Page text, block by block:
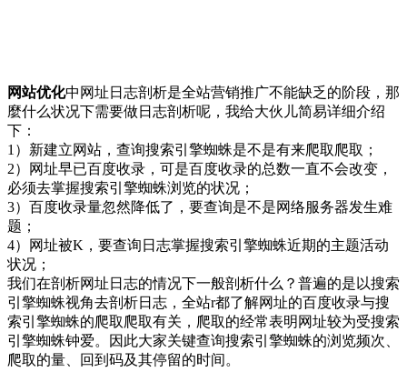
网站优化中网址日志剖析是全站营销推广不能缺乏的阶段，那
麼什么状况下需要做日志剖析呢，我给大伙儿简易详细介绍
下：
1）新建立网站，查询搜索引擎蜘蛛是不是有来爬取爬取；
2）网址早已百度收录，可是百度收录的总数一直不会改变，
必须去掌握搜索引擎蜘蛛浏览的状况；
3）百度收录量忽然降低了，要查询是不是网络服务器发生难
题；
4）网址被K，要查询日志掌握搜索引擎蜘蛛近期的主题活动
状况；
我们在剖析网址日志的情况下一般剖析什么？普遍的是以搜索
引擎蜘蛛视角去剖析日志，全站r都了解网址的百度收录与搜
索引擎蜘蛛的爬取爬取有关，爬取的经常表明网址较为受搜索
引擎蜘蛛钟爱。因此大家关键查询搜索引擎蜘蛛的浏览频次、
爬取的量、回到码及其停留的时间。